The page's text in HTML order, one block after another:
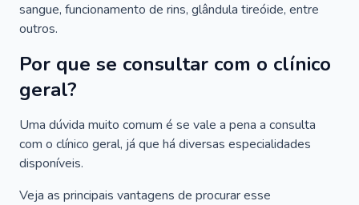
sangue, funcionamento de rins, glândula tireóide, entre
outros.
Por que se consultar com o clínico
geral?
Uma dúvida muito comum é se vale a pena a consulta
com o clínico geral, já que há diversas especialidades
disponíveis.
Veja as principais vantagens de procurar esse